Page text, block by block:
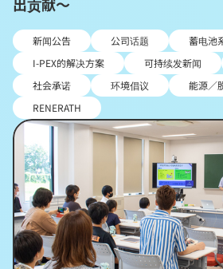
新闻公告 公司话题
蓄电池
I-PEX的解决方案
可持续发新闻
社会承诺
环境倡议
能源／
RENERATH